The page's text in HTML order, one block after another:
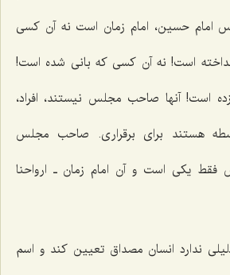
امام حسین، امام زمان است نه آن کسی
است! نه آن کسی که بانی شده است!
است! آنها صاحب مجلس نیستند، افراد،
هستند برای برقراری. صاحب مجلس
یکی است و آن امام زمان ـ ارواحنا
ندارد انسان مصداق تعیین کند و اسم